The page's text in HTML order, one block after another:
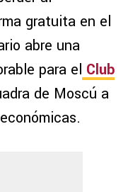
gratuita en el
abre una
para el Club
de Moscú a